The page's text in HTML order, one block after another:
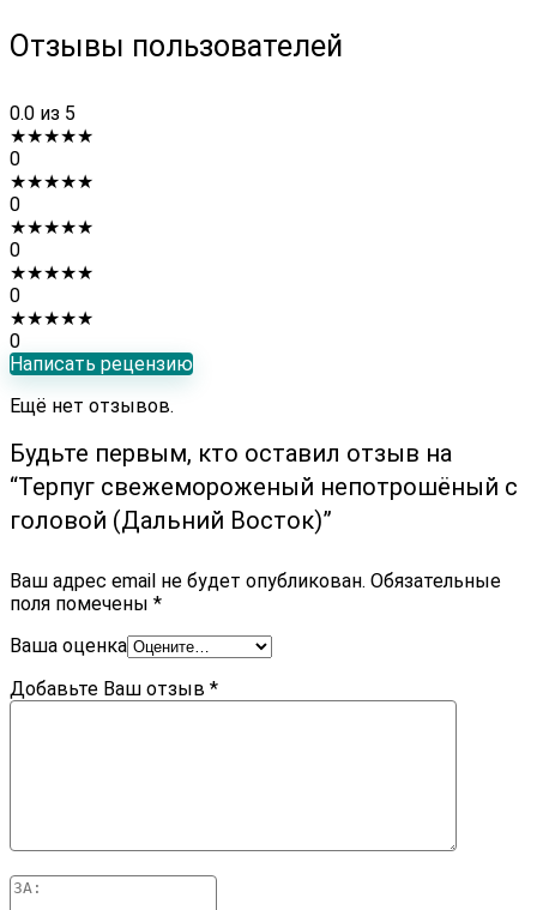
Отзывы пользователей
0.0 из 5
★★★★★
0
★★★★★
0
★★★★★
0
★★★★★
0
★★★★★
0
Написать рецензию
Ещё нет отзывов.
Будьте первым, кто оставил отзыв на
“Терпуг cвежемороженый непотрошёный с
головой (Дальний Восток)”
Ваш адрес email не будет опубликован. Обязательные
поля помечены *
Ваша оценка
Добавьте Ваш отзыв *